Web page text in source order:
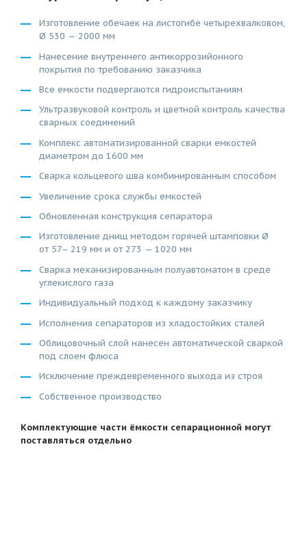
Изготовление обечаек на листогибе четырехвалковом,
Ø 530 — 2000 мм
Нанесение внутреннего антикоррозийонного
покрытия по требованию заказчика
Все емкости подвергаются гидроиспытаниям
Ультразвуковой контроль и цветной контроль качества
сварных соединений
Комплекс автоматизированной сварки емкостей
диаметром до 1600 мм
Сварка кольцевого шва комбинированным способом
Увеличение срока службы емкостей
Обновленная конструкция сепаратора
Изготовление днищ методом горячей штамповки Ø
от 57– 219 мм и от 273 — 1020 мм
Сварка механизированным полуавтоматом в среде
углекислого газа
Индивидуальный подход к каждому заказчику
Исполнения сепараторов из хладостойких сталей
Облицовочный слой нанесен автоматической сваркой
под слоем флюса
Исключение преждевременного выхода из строя
Собственное производство
Комплектующие части ёмкости сепарационной могут
поставляться отдельно